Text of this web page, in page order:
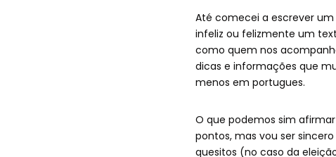
Até comecei a escrever
infeliz ou felizmente um
como quem nos
dicas e informações que
menos em portugues.
O que podemos sim
pontos, mas vou ser
quesitos (no caso da